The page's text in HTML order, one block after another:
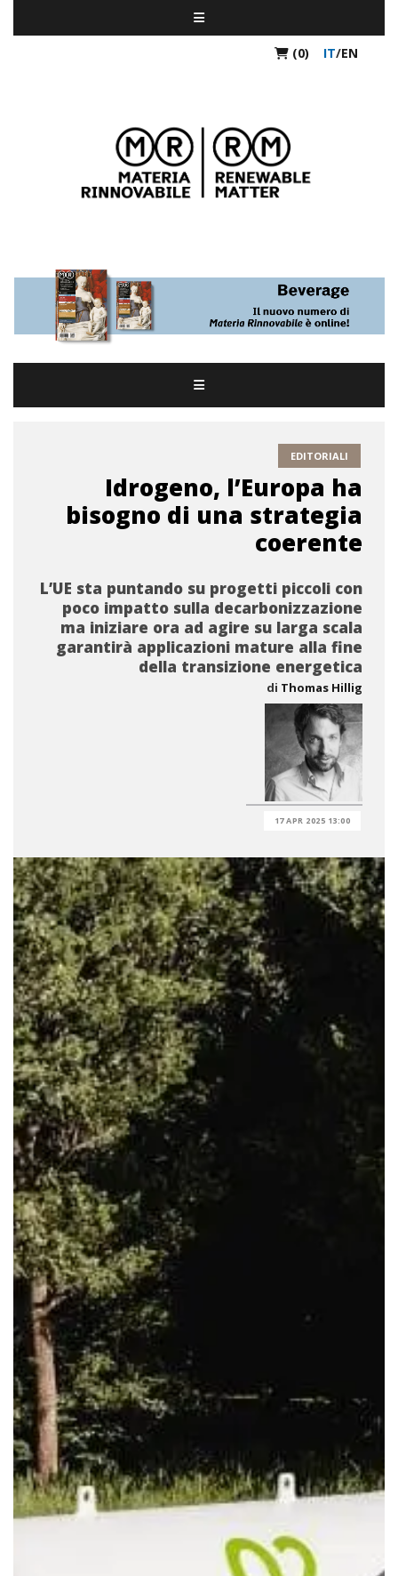
(0) IT/EN
EDITORIALI
Idrogeno, l’Europa ha
bisogno di una strategia
coerente
L’UE sta puntando su progetti piccoli con
poco impatto sulla decarbonizzazione
ma iniziare ora ad agire su larga scala
garantirà applicazioni mature alla fine
della transizione energetica
di Thomas Hillig
17 APR 2025 13:00